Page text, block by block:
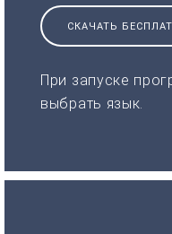
СКАЧАТЬ
При запуске
выбрать язык.